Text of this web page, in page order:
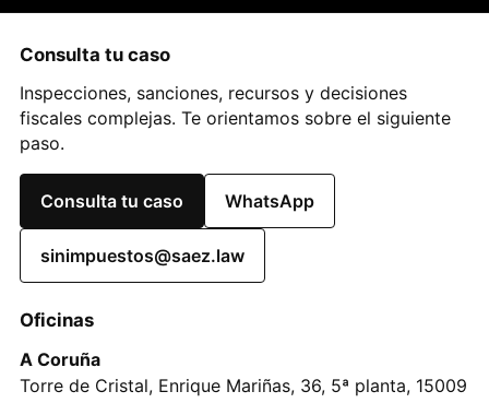
Consulta tu caso
Inspecciones, sanciones, recursos y decisiones
fiscales complejas. Te orientamos sobre el siguiente
paso.
Consulta tu caso WhatsApp
sinimpuestos@saez.law
Oficinas
A Coruña
Torre de Cristal, Enrique Mariñas, 36, 5ª planta, 15009